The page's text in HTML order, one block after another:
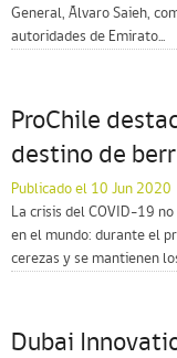
General, Álvaro Saieh,
autoridades de Emirato...
ProChile
destino de
Publicado el 10 Jun 2020
La crisis del COVID-19
en el mundo: durante el
cerezas y se mantienen
Dubai